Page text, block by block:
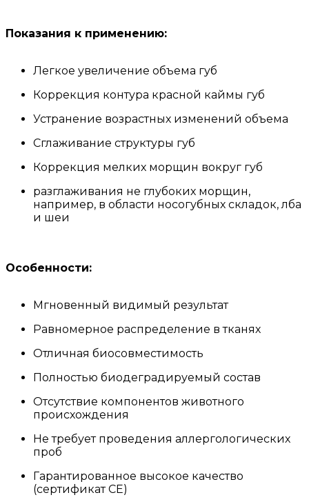
Показания к применению:
Легкое увеличение объема губ
Коррекция контура красной каймы губ
Устранение возрастных изменений объема
Сглаживание структуры губ
Коррекция мелких морщин вокруг губ
разглаживания не глубоких морщин,
например, в области носогубных складок, лба
и шеи
Особенности:
Мгновенный видимый результат
Равномерное распределение в тканях
Отличная биосовместимость
Полностью биодеградируемый состав
Отсутствие компонентов животного
происхождения
Не требует проведения аллергологических
проб
Гарантированное высокое качество
(сертификат CE)